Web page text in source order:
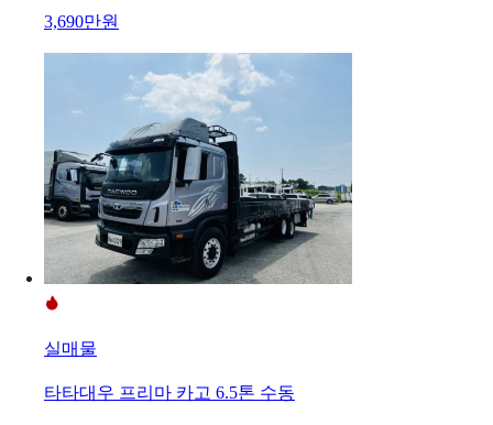
3,690만원
실매물
타타대우 프리마 카고 6.5톤 수동